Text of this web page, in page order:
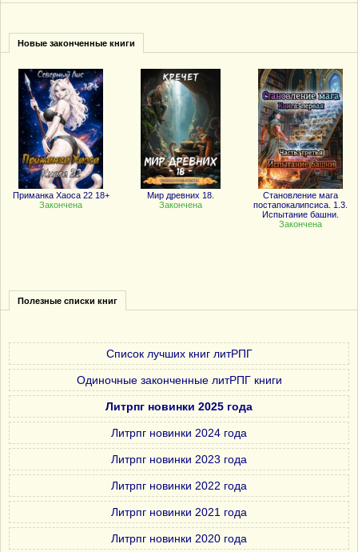
Новые законченные книги
Приманка Хаоса 22 18+
Закончена
Мир древних 18.
Закончена
Становление мага
постапокалипсиса. 1.3.
Испытание башни.
Закончена
Полезные списки книг
Список лучших книг литРПГ
Одиночные законченные литРПГ книги
Литрпг новинки 2025 года
Литрпг новинки 2024 года
Литрпг новинки 2023 года
Литрпг новинки 2022 года
Литрпг новинки 2021 года
Литрпг новинки 2020 года